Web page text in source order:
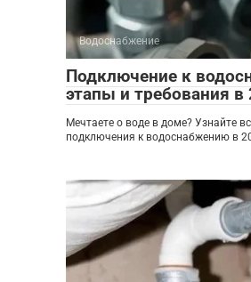
Водоснабжение
Подключение к
этапы и требования в
Мечтаете о воде в доме? Узнайте
подключения к водоснабжению в